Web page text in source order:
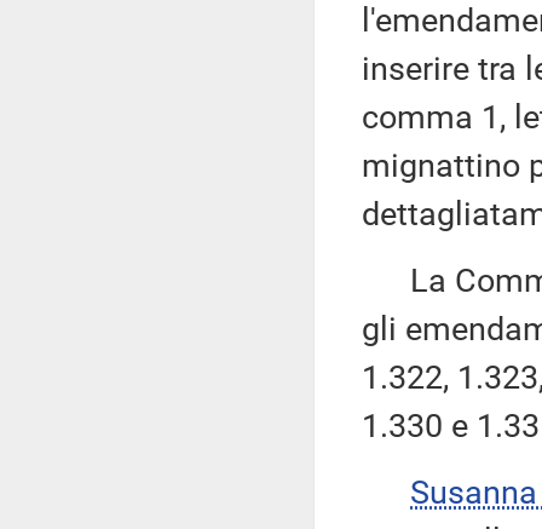
inserire tra
comma 1,
mignattino
La
gli
1.322,
1.330 e